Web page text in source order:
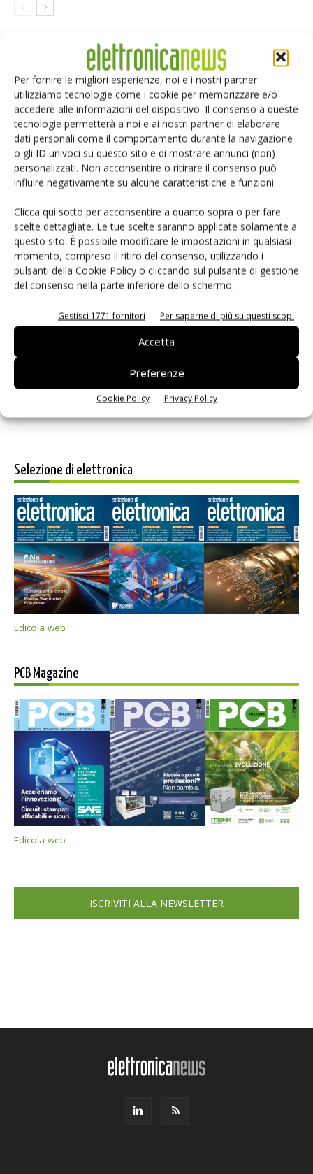
Per fornire le migliori esperienze, noi e i nostri partner
utilizziamo tecnologie come i cookie per memorizzare e/o
accedere alle informazioni del dispositivo. Il consenso a queste
tecnologie permetterà a noi e ai nostri partner di elaborare
dati personali come il comportamento durante la navigazione
o gli ID univoci su questo sito e di mostrare annunci (non)
personalizzati. Non acconsentire o ritirare il consenso può
influire negativamente su alcune caratteristiche e funzioni.
Clicca qui sotto per acconsentire a quanto sopra o per fare
scelte dettagliate. Le tue scelte saranno applicate solamente a
questo sito. È possibile modificare le impostazioni in qualsiasi
momento, compreso il ritiro del consenso, utilizzando i
pulsanti della Cookie Policy o cliccando sul pulsante di gestione
del consenso nella parte inferiore dello schermo.
Gestisci 1771 fornitori Per saperne di più su questi scopi
Accetta
Preferenze
Cookie Policy Privacy Policy
LASCIA UN COMMENTO
Salva il mio nome, email e sito web in questo browser per i
Selezione di elettronica
Edicola web
PCB Magazine
Edicola web
ISCRIVITI ALLA NEWSLETTER